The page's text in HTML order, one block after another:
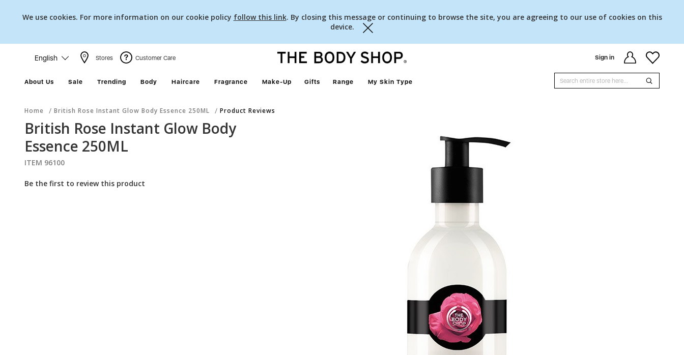
We use cookies. For more information on our cookie policy follow this link. By closing this message or continuing to browse the site, you are agreeing to our use of cookies on this
device.
Close
English Stores Customer Care Sign in
About Us Sale Trending Body Haircare Fragrance Make-Up Gifts Range My Skin Type
Home British Rose Instant Glow Body Essence 250ML Product Reviews
British Rose Instant Glow Body
Essence 250ML
ITEM 96100
Be the first to review this product